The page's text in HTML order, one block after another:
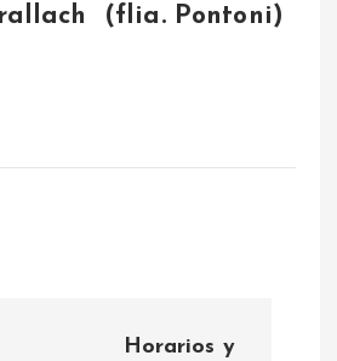
(flia. Pontoni)
Horarios y